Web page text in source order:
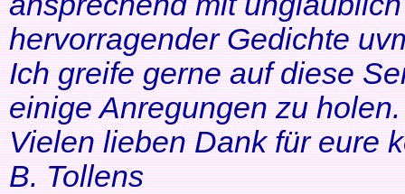
hervorragender Gedichte
Ich greife gerne auf diese
einige Anregungen zu
Vielen lieben Dank für eure
B. Tollens